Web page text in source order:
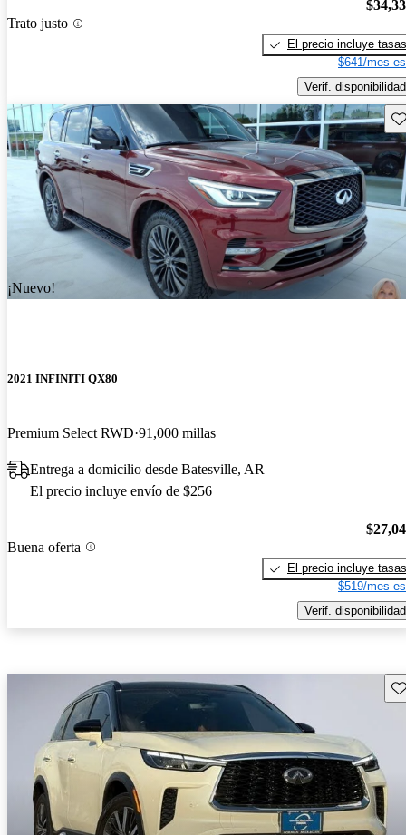
Trato justo
El precio incluye tasas
$641/mes
Verif. disponibilidad
¡Nuevo!
2021 INFINITI QX80
Premium Select RWD 91,000 millas
Entrega a domicilio desde Batesville, AR
El precio incluye envío de $256
Buena oferta
El precio incluye tasas
$519/mes
Verif. disponibilidad